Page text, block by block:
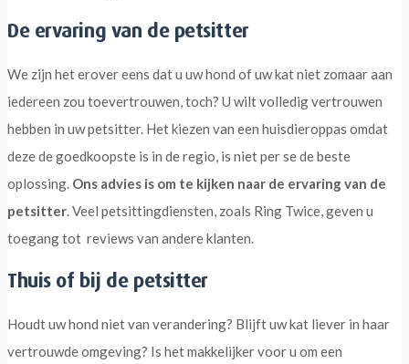
De ervaring van de petsitter
We zijn het erover eens dat u uw hond of uw kat niet zomaar aan
iedereen zou toevertrouwen, toch? U wilt volledig vertrouwen
hebben in uw petsitter. Het kiezen van een huisdieroppas omdat
deze de goedkoopste is in de regio, is niet per se de beste
oplossing. Ons advies is om te kijken naar de ervaring van de
petsitter. Veel petsittingdiensten, zoals Ring Twice, geven u
toegang tot reviews van andere klanten.
Thuis of bij de petsitter
Houdt uw hond niet van verandering? Blijft uw kat liever in haar
vertrouwde omgeving? Is het makkelijker voor u om een